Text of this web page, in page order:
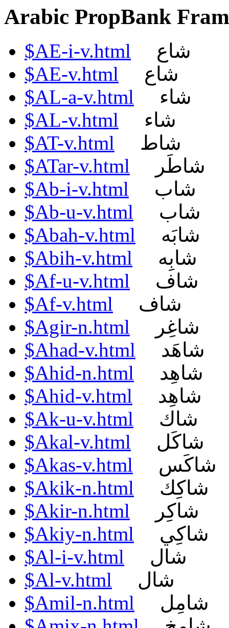
Arabic PropBank
$AE-i-v.html
شاع
$AE-v.html
شاع
$AL-a-v.html
شاء
$AL-v.html
شاء
$AT-v.html
شاط
$ATar-v.html
شاطَر
$Ab-i-v.html
شاب
$Ab-u-v.html
شاب
$Abah-v.html
شابَه
$Abih-v.html
شابِه
$Af-u-v.html
شاف
$Af-v.html
شاف
$Agir-n.html
شاغِر
$Ahad-v.html
شاهَد
$Ahid-n.html
شاهِد
$Ahid-v.html
شاهِد
$Ak-u-v.html
شاك
$Akal-v.html
شاكَل
$Akas-v.html
شاكَس
$Akik-n.html
شاكِك
$Akir-n.html
شاكِر
$Akiy-n.html
شاكِي
$Al-i-v.html
شال
$Al-v.html
شال
$Amil-n.html
شامِل